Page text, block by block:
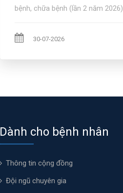
bệnh, chữa bệnh (lần 2 năm 2026)
30-07-2026
Dành cho bệnh nhân
Thông tin cộng đồng
Đội ngũ chuyên gia